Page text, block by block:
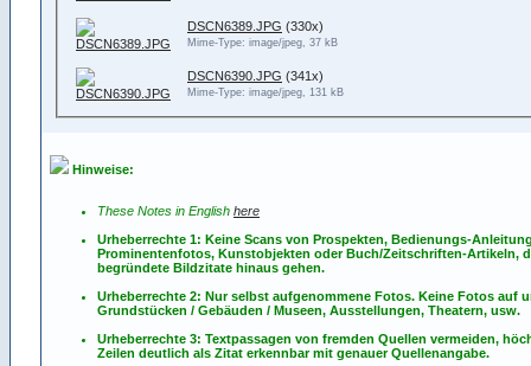
DSCN6389.JPG (330x)
Mime-Type: image/jpeg, 37 kB
DSCN6390.JPG (341x)
Mime-Type: image/jpeg, 131 kB
Hinweise:
These Notes in English here
Urheberrechte 1: Keine Scans von Prospekten, Bedienungs-
Prominentenfotos, Kunstobjekten oder Buch/Zeitschriften-Artikeln,
begründete Bildzitate hinaus gehen.
Urheberrechte 2: Nur selbst aufgenommene Fotos. Keine Fotos auf
Grundstücken / Gebäuden / Museen, Ausstellungen, Theatern, usw.
Urheberrechte 3: Textpassagen von fremden Quellen vermeiden,
Zeilen deutlich als Zitat erkennbar mit genauer Quellenangabe.